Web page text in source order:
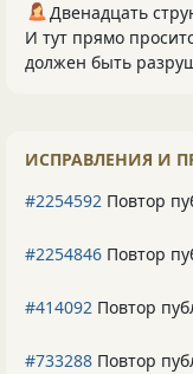
Двенадцать
И тут прямо
должен быть
ИСПРАВЛЕНИЯ И
#2254592 Повтор
#2254846 Повтор
#414092 Повтор
#733288 Повтор